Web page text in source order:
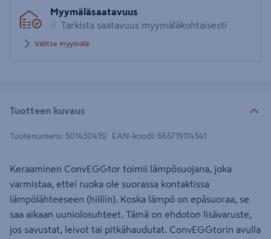
Myymäläsaatavuus
Tarkista saatavuus myymäläkohtaisesti
Valitse myymälä
Tuotteen kuvaus
Tuotenumero: 501430415 EAN-koodi: 665719114341
Keraaminen ConvEGGtor toimii lämpösuojana, joka
varmistaa, ettei ruoka ole suorassa kontaktissa
lämpölähteeseen (hiiliin). Koska lämpö on epäsuoraa, se
saa aikaan uuniolosuhteet. Tämä on ehdoton lisävaruste,
jos savustat, leivot tai pitkähaudutat. ConvEGGtorin avulla